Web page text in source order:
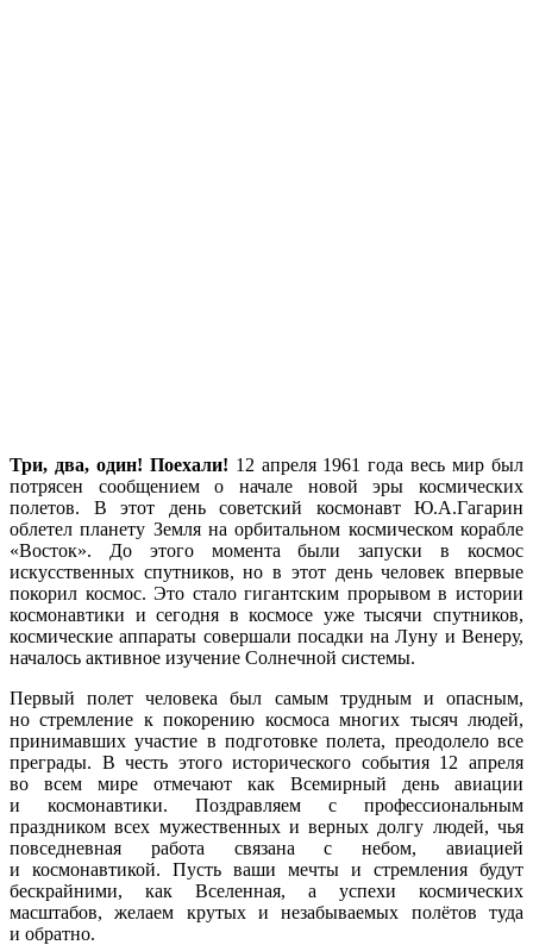
Три, два, один! Поехали! 12 апреля 1961 года весь мир был
потрясен сообщением о начале новой эры космических
полетов. В этот день советский космонавт Ю.А.Гагарин
облетел планету Земля на орбитальном космическом корабле
«Восток». До этого момента были запуски в космос
искусственных спутников, но в этот день человек впервые
покорил космос. Это стало гигантским прорывом в истории
космонавтики и сегодня в космосе уже тысячи спутников,
космические аппараты совершали посадки на Луну и Венеру,
началось активное изучение Солнечной системы.
Первый полет человека был самым трудным и опасным,
но стремление к покорению космоса многих тысяч людей,
принимавших участие в подготовке полета, преодолело все
преграды. В честь этого исторического события 12 апреля
во всем мире отмечают как Всемирный день авиации
и космонавтики. Поздравляем с профессиональным
праздником всех мужественных и верных долгу людей, чья
повседневная работа связана с небом, авиацией
и космонавтикой. Пусть ваши мечты и стремления будут
бескрайними, как Вселенная, а успехи космических
масштабов, желаем крутых и незабываемых полётов туда
и обратно.